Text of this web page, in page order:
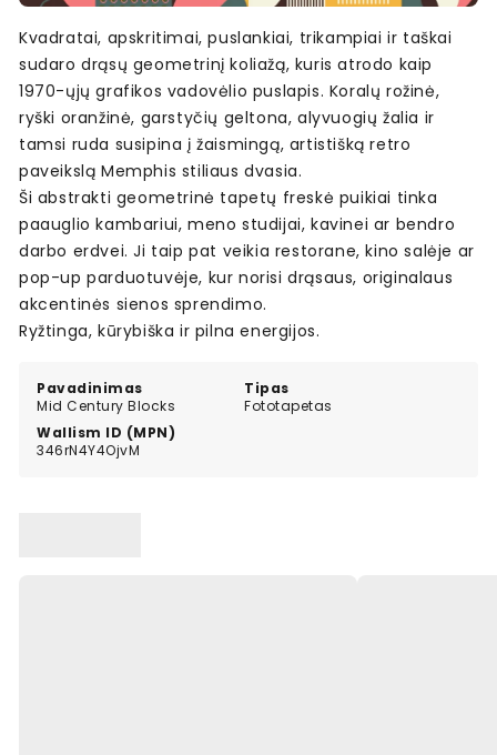
Pavadinimas
Mid Century Blocks
Tipas
Fototapetas
Wallism ID (MPN)
346rN4Y4OjvM
Kvadratai, apskritimai, puslankiai, trikampiai ir taškai
sudaro drąsų geometrinį koliažą, kuris atrodo kaip
1970-ųjų grafikos vadovėlio puslapis. Koralų rožinė,
ryški oranžinė, garstyčių geltona, alyvuogių žalia ir
tamsi ruda susipina į žaismingą, artistišką retro
paveikslą Memphis stiliaus dvasia.
Ši abstrakti geometrinė tapetų freskė puikiai tinka
paauglio kambariui, meno studijai, kavinei ar bendro
darbo erdvei. Ji taip pat veikia restorane, kino salėje ar
pop-up parduotuvėje, kur norisi drąsaus, originalaus
akcentinės sienos sprendimo.
Ryžtinga, kūrybiška ir pilna energijos.